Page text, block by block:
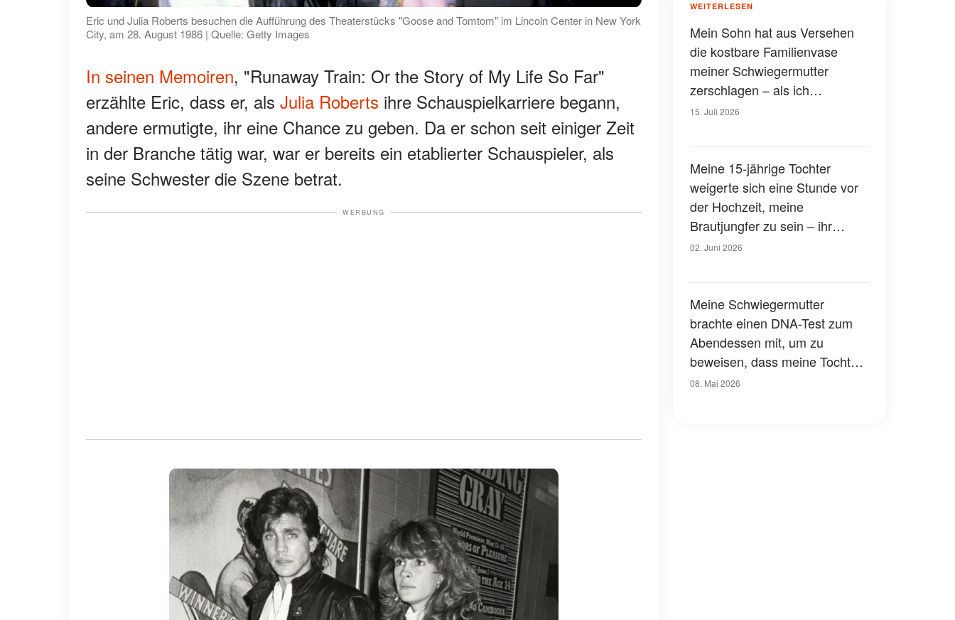
Eric und Julia Roberts besuchen die Aufführung des Theaterstücks "Goose and Tomtom" im Lincoln Center in New York
City, am 28. August 1986 | Quelle: Getty Images
In seinen Memoiren, "Runaway Train: Or the Story of My Life So Far"
erzählte Eric, dass er, als Julia Roberts ihre Schauspielkarriere begann,
andere ermutigte, ihr eine Chance zu geben. Da er schon seit einiger Zeit
in der Branche tätig war, war er bereits ein etablierter Schauspieler, als
seine Schwester die Szene betrat.
WERBUNG
WEITERLESEN
Mein Sohn hat aus Versehen
die kostbare Familienvase
meiner Schwiegermutter
zerschlagen – als ich
entdeckte, was darin versteckt
15. Juli 2026
Meine 15-jährige Tochter
weigerte sich eine Stunde vor
der Hochzeit, meine
Brautjungfer zu sein – ihr
Grund veranlasste mich, die
02. Juni 2026
Meine Schwiegermutter
brachte einen DNA-Test zum
Abendessen mit, um zu
beweisen, dass meine Tochter
nicht von meinem Mann war -
08. Mai 2026